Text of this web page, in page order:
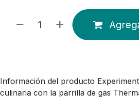
Información del producto
culinaria con la parrilla de gas